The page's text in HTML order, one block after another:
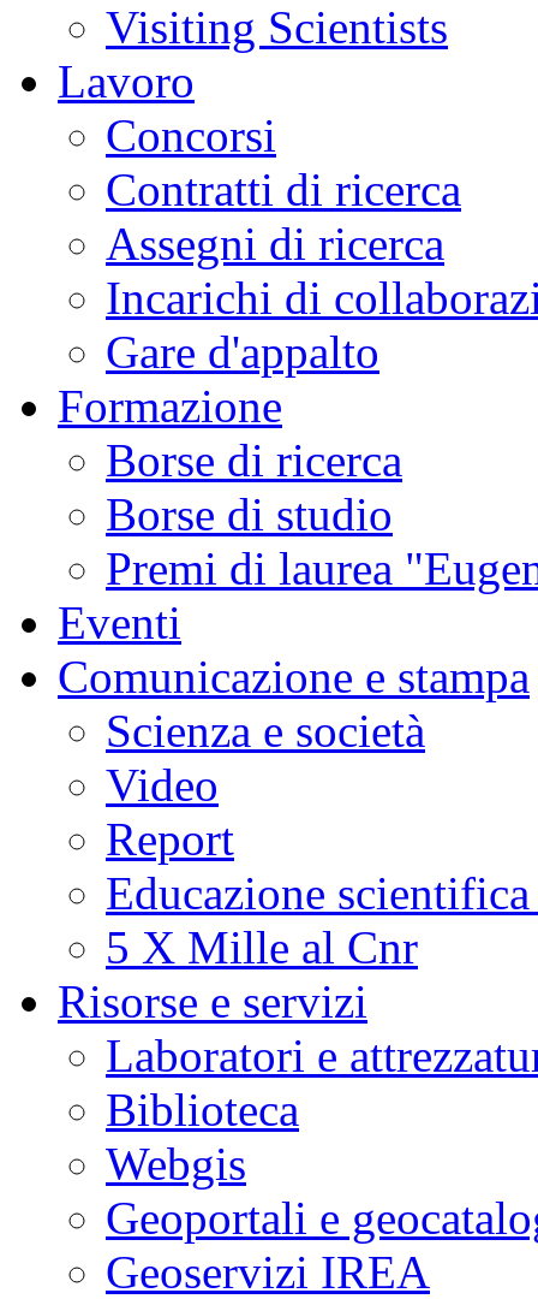
Visiting Scientists
Lavoro
Concorsi
Contratti di ricerca
Assegni di ricerca
Incarichi di
Gare d'appalto
Formazione
Borse di ricerca
Borse di studio
Premi di laurea
Eventi
Comunicazione e stampa
Scienza e società
Video
Report
Educazione
5 X Mille al Cnr
Risorse e servizi
Laboratori e
Biblioteca
Webgis
Geoportali e
Geoservizi IREA